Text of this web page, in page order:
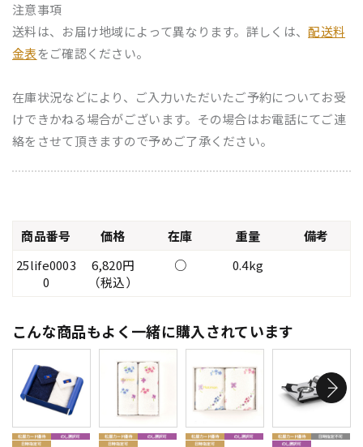
注意事項
送料は、お届け地域によって異なります。詳しくは、配送料
金表をご確認ください。
在庫状況などにより、ご入力いただいたご予約についてお受
けできかねる場合がございます。その場合はお電話にてご連
絡をさせて頂きますので予めご了承ください。
商品番号 価格 在庫 重量
備考
25life0003
0
6,820円
（税込）
○ 0.4kg
こんな商品もよく一緒に購入されています